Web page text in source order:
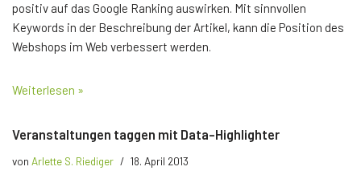
positiv auf das Google Ranking auswirken. Mit sinnvollen
Keywords in der Beschreibung der Artikel, kann die Position des
Webshops im Web verbessert werden.
Weiterlesen »
Veranstaltungen taggen mit Data-Highlighter
von Arlette S. Riediger 18. April 2013